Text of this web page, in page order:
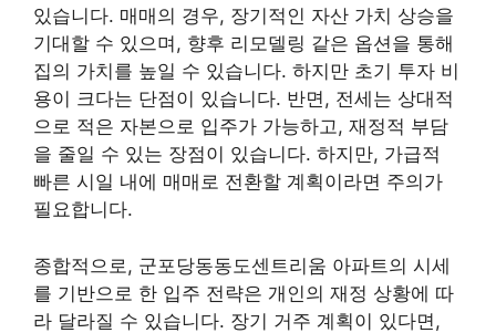
있습니다. 매매의 경우, 장기적인 자산 가치 상승을
기대할 수 있으며, 향후 리모델링 같은 옵션을 통해
집의 가치를 높일 수 있습니다. 하지만 초기 투자 비
용이 크다는 단점이 있습니다. 반면, 전세는 상대적
으로 적은 자본으로 입주가 가능하고, 재정적 부담
을 줄일 수 있는 장점이 있습니다. 하지만, 가급적
빠른 시일 내에 매매로 전환할 계획이라면 주의가
필요합니다.
종합적으로, 군포당동동도센트리움 아파트의 시세
를 기반으로 한 입주 전략은 개인의 재정 상황에 따
라 달라질 수 있습니다. 장기 거주 계획이 있다면,